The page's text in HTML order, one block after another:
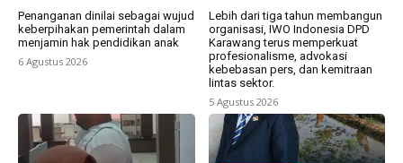
Penanganan dinilai sebagai wujud
keberpihakan pemerintah dalam
menjamin hak pendidikan anak
6 Agustus 2026
Lebih dari tiga tahun membangun
organisasi, IWO Indonesia DPD
Karawang terus memperkuat
profesionalisme, advokasi
kebebasan pers, dan kemitraan
lintas sektor.
5 Agustus 2026